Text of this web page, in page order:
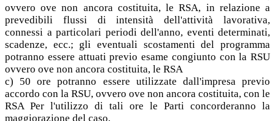
ovvero ove non ancora costituita, le RSA, in relazione a
prevedibili flussi di intensità dell'attività lavorativa,
connessi a particolari periodi dell'anno, eventi determinati,
scadenze, ecc.; gli eventuali scostamenti del programma
potranno essere attuati previo esame congiunto con la RSU
ovvero ove non ancora costituita, le RSA
c) 50 ore potranno essere utilizzate dall'impresa previo
accordo con la RSU, ovvero ove non ancora costituita, con le
RSA Per l'utilizzo di tali ore le Parti concorderanno la
maggiorazione del caso.